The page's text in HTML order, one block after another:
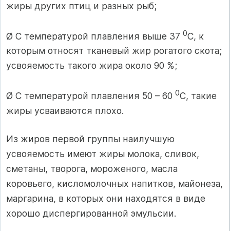
жиры других птиц и разных рыб;
Ø С температурой плавления выше 37 0С, к
которым относят тканевый жир рогатого скота;
усвояемость такого жира около 90 %;
Ø С температурой плавления 50 – 60 0С, такие
жиры усваиваются плохо.
Из жиров первой группы наилучшую
усвояемость имеют жиры молока, сливок,
сметаны, творога, мороженого, масла
коровьего, кисломолочных напитков, майонеза,
маргарина, в которых они находятся в виде
хорошо диспергированной эмульсии.